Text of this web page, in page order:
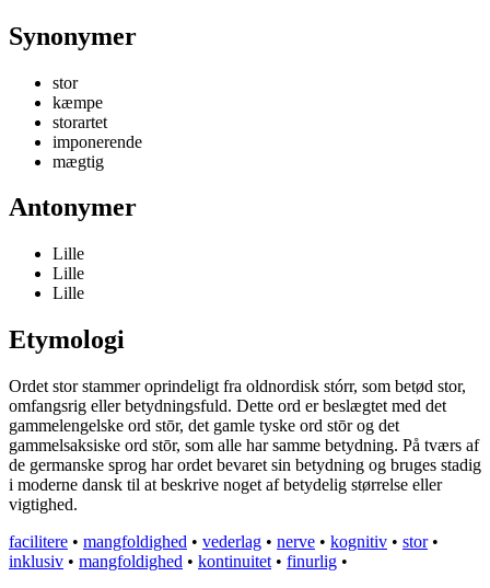
Synonymer
stor
kæmpe
storartet
imponerende
mægtig
Antonymer
Lille
Lille
Lille
Etymologi
Ordet stor stammer oprindeligt fra oldnordisk stórr, som betød stor,
omfangsrig eller betydningsfuld. Dette ord er beslægtet med det
gammelengelske ord stōr, det gamle tyske ord stōr og det
gammelsaksiske ord stōr, som alle har samme betydning. På tværs af
de germanske sprog har ordet bevaret sin betydning og bruges stadig
i moderne dansk til at beskrive noget af betydelig størrelse eller
vigtighed.
facilitere • mangfoldighed • vederlag • nerve • kognitiv • stor•
inklusiv • mangfoldighed • kontinuitet • finurlig •